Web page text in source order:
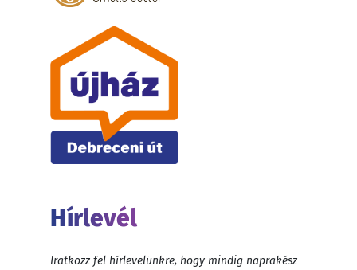
Hírlevél
Iratkozz fel hírlevelünkre, hogy mindig naprakész